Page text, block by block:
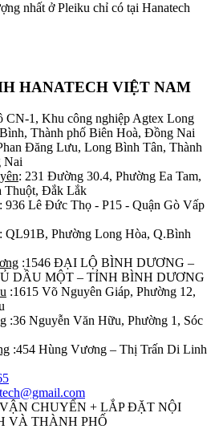
nhất ở Pleiku chỉ có tại Hanatech
HANATECH VIỆT NAM
CN-1, Khu công nghiệp Agtex Long
Thành phố Biên Hoà, Đồng Nai
Đăng Lưu, Long Bình Tân, Thành
Nai
: 231 Đường 30.4, Phường Ea Tam,
Thuột, Đắk Lắk
: 936 Lê Đức Thọ - P15 - Quận Gò Vấp
: QL91B, Phường Long Hòa, Q.Bình
:1546 ĐẠI LỘ BÌNH DƯƠNG –
DẦU MỘT – TỈNH BÌNH DƯƠNG
:1615 Võ Nguyên Giáp, Phường 12,
:36 Nguyễn Văn Hữu, Phường 1, Sóc
:454 Hùng Vương – Thị Trấn Di Linh
CHUYỂN + LẮP ĐẶT NỘI
VÀ THÀNH PHỐ